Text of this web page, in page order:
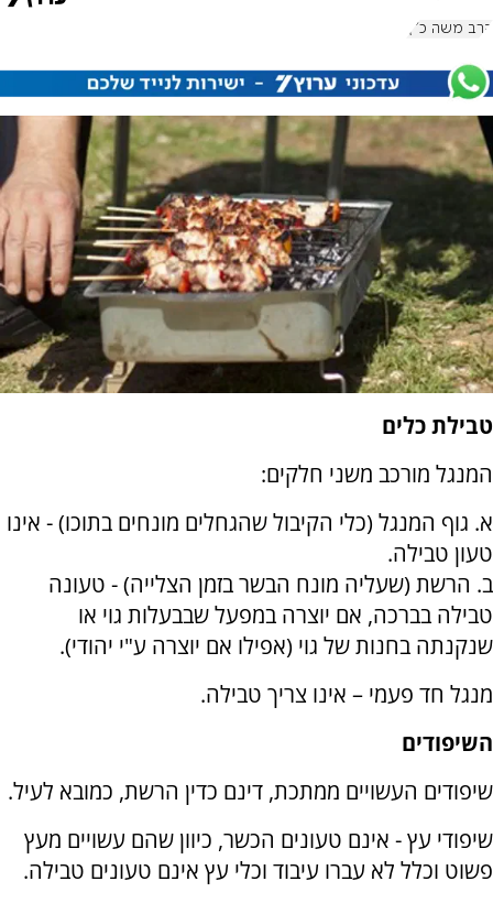
הרב משה כ"ץ
טבילת כלים
המנגל מורכב משני חלקים:
א. גוף המנגל (כלי הקיבול שהגחלים מונחים בתוכו) - אינו
טעון טבילה.
ב. הרשת (שעליה מונח הבשר בזמן הצלייה) - טעונה
טבילה בברכה, אם יוצרה במפעל שבבעלות גוי או
שנקנתה בחנות של גוי (אפילו אם יוצרה ע"י יהודי).
מנגל חד פעמי – אינו צריך טבילה.
השיפודים
שיפודים העשויים ממתכת, דינם כדין הרשת, כמובא לעיל.
שיפודי עץ - אינם טעונים הכשר, כיוון שהם עשויים מעץ
פשוט וכלל לא עברו עיבוד וכלי עץ אינם טעונים טבילה.